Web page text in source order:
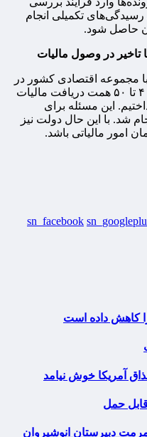
تکمیلی انجام
حاصل شود.
مجموعه اقتصادی کشور در
شرایط خاص یکسال گذشته، گفت: ۴۰ تا ۵۰ همت دریافت مالیات
این مسئله برای
شد. با این حال دولت نیز
امور مالیاتی باشد.
sn_facebook
کاهش داده است
آمریکا خوش نیامد
حمل
دبیرستان انوشیروان